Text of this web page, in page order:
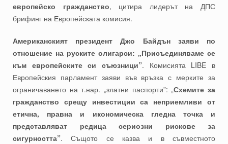
европейско гражданство, цитира лидерът на ДПС
брифинг на Европейската комисия.
Американският президент Джо Байдън заяви по
отношение на руските олигарси: „Присъединяваме се
към европейските си съюзници”. Комисията LIBE в
Европейския парламент заяви във връзка с мерките за
ограничаването на т.нар. „златни паспорти”: „Схемите за
гражданство срещу инвестиции са неприемливи от
етична, правна и икономическа гледна точка и
представляват редица сериозни рискове за
сигурността”. Същото се казва и в съвместното